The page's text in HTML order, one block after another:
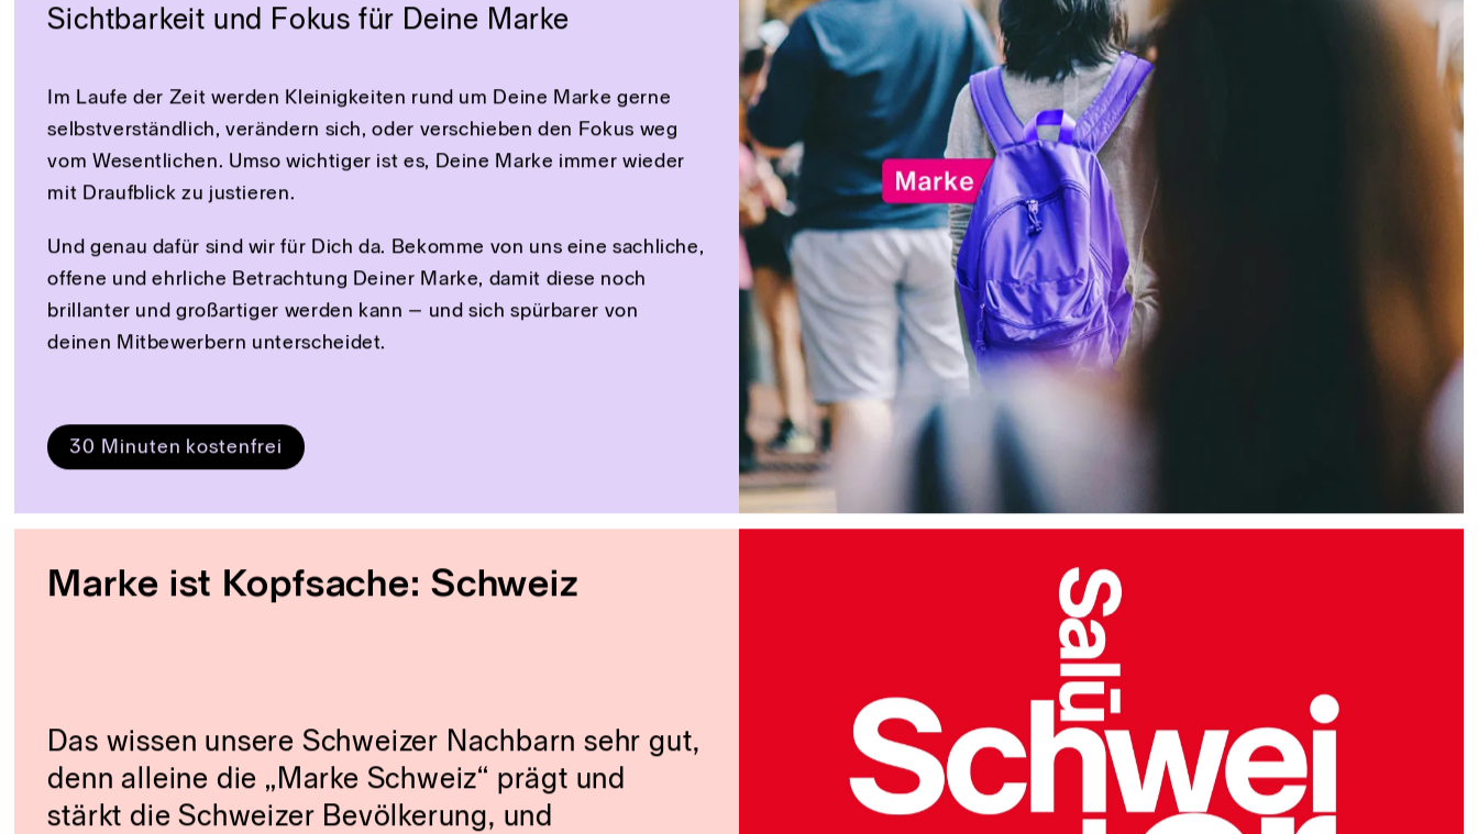
Alle 2 Meter triffst Du eine Marke.
Umso besser, wenn Deine Marke
einen klaren Fokus hat.
Sichere Dir eine kostenfreie und 30-minütige
Markenanalyse mit uns, und gewinne mehr
Im Laufe der Zeit werden Kleinigkeiten rund um Deine Marke gerne
vom Wesentlichen. Umso wichtiger ist es, Deine Marke immer wieder
Und genau dafür sind wir für Dich da. Bekomme von uns eine sachliche,
30 Minuten kostenfrei